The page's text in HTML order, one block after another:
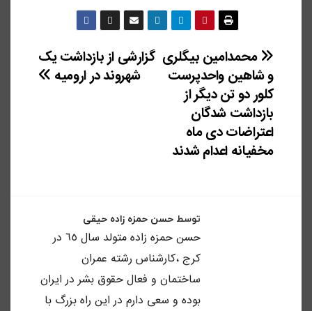
راهبری
نوشته
گزارشی از بازداشت یک
شهروند در ارومیه
محمدامین بیگلری
و شاهین واحدپرست
کلور دو تن دیگر از
بازداشت شدگان
اعتراضات دی ماه
مخفیانه اعدام شدند
توسط حسن حمزه زاده حیقی
حسن حمزه زاده متولد سال ٦٥ در
كرج ،كارشناس رشته عمران
ساختمان و فعال حقوق بشر در ايران
بوده و سعى دارم در اين راه بزرگ با